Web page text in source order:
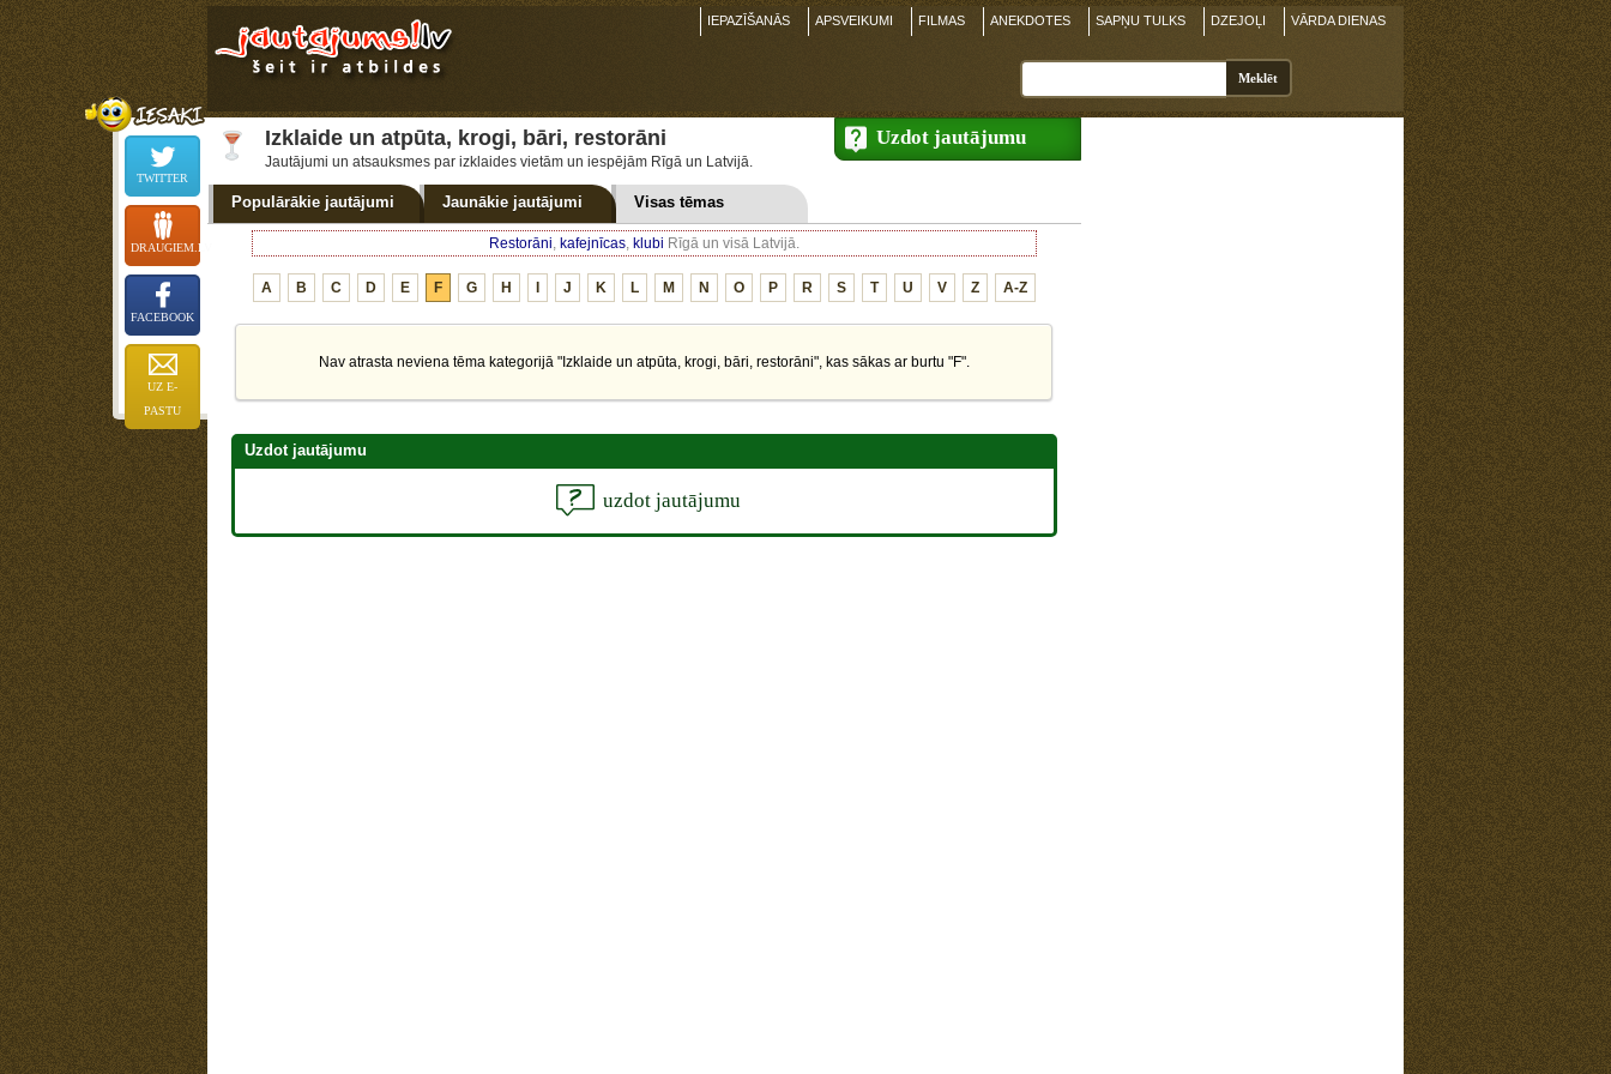
IEPAZĪŠANĀS APSVEIKUMI FILMAS ANEKDOTES SAPŅU TULKS DZEJOĻI VĀRDA DIENAS
Uzdot jautājumu
Izklaide un atpūta, krogi, bāri, restorāni
Jautājumi un atsauksmes par izklaides vietām un iespējām Rīgā un Latvijā.
Populārākie jautājumi Jaunākie jautājumi Visas tēmas
Restorāni, kafejnīcas, klubi Rīgā un visā Latvijā.
A B C D E F G H J K L M N O P R S T U V Z A-Z
Nav atrasta neviena tēma kategorijā "Izklaide un atpūta, krogi, bāri, restorāni", kas sākas ar burtu "F".
Uzdot jautājumu
uzdot jautājumu
TWITTER
DRAUGIEM.LV
FACEBOOK
UZ E-
PASTU